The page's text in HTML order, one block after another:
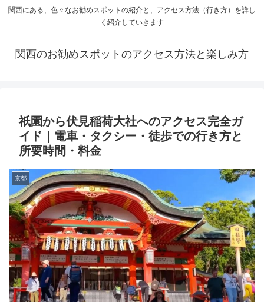
関西にある、色々なお勧めスポットの紹介と、アクセス方法（行き方）を詳し
く紹介していきます
関西のお勧めスポットのアクセス方法と楽しみ方
祇園から伏見稲荷大社へのアクセス完全ガ
イド｜電車・タクシー・徒歩での行き方と
所要時間・料金
京都